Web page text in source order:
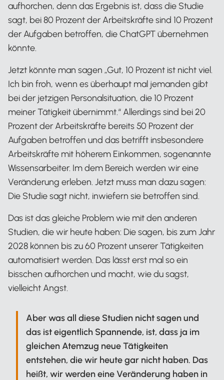
aufhorchen, denn das Ergebnis ist, dass die Studie
sagt, bei 80 Prozent der Arbeitskräfte sind 10 Prozent
der Aufgaben betroffen, die ChatGPT übernehmen
könnte.
Jetzt könnte man sagen „Gut, 10 Prozent ist nicht viel.
Ich bin froh, wenn es überhaupt mal jemanden gibt
bei der jetzigen Personalsituation, die 10 Prozent
meiner Tätigkeit übernimmt.“ Allerdings sind bei 20
Prozent der Arbeitskräfte bereits 50 Prozent der
Aufgaben betroffen und das betrifft insbesondere
Arbeitskräfte mit höherem Einkommen, sogenannte
Wissensarbeiter. Im dem Bereich werden wir eine
Veränderung erleben. Jetzt muss man dazu sagen:
Die Studie sagt nicht, inwiefern sie betroffen sind.
Das ist das gleiche Problem wie mit den anderen
Studien, die wir heute haben: Die sagen, bis zum Jahr
2028 können bis zu 60 Prozent unserer Tätigkeiten
automatisiert werden. Das lässt erst mal so ein
bisschen aufhorchen und macht, wie du sagst,
vielleicht Angst.
Aber was all diese Studien nicht sagen und
das ist eigentlich Spannende, ist, dass ja im
gleichen Atemzug neue Tätigkeiten
entstehen, die wir heute gar nicht haben. Das
heißt, wir werden eine Veränderung haben in